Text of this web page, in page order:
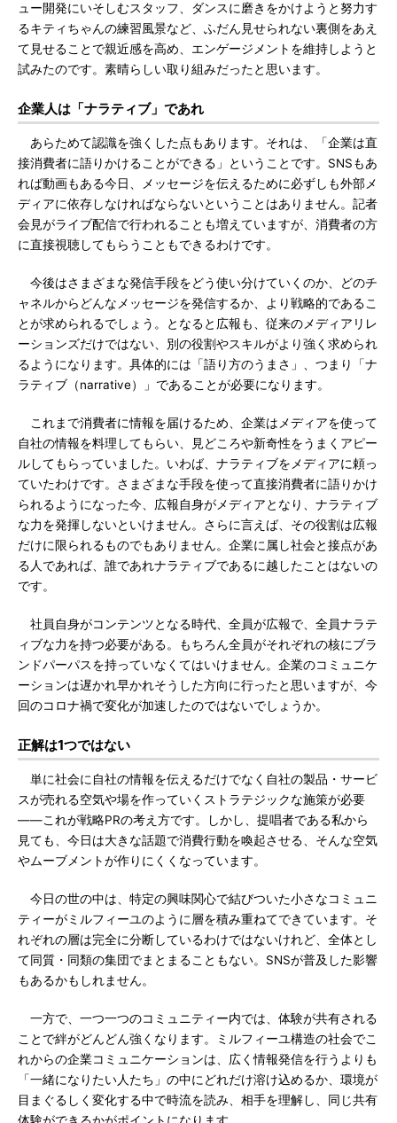
ュー開発にいそしむスタッフ、ダンスに磨きをかけようと努力す
るキティちゃんの練習風景など、ふだん見せられない裏側をあえ
て見せることで親近感を高め、エンゲージメントを維持しようと
試みたのです。素晴らしい取り組みだったと思います。
企業人は「ナラティブ」であれ
あらためて認識を強くした点もあります。それは、「企業は直
接消費者に語りかけることができる」ということです。SNSもあ
れば動画もある今日、メッセージを伝えるために必ずしも外部メ
ディアに依存しなければならないということはありません。記者
会見がライブ配信で行われることも増えていますが、消費者の方
に直接視聴してもらうこともできるわけです。
今後はさまざまな発信手段をどう使い分けていくのか、どのチ
ャネルからどんなメッセージを発信するか、より戦略的であるこ
とが求められるでしょう。となると広報も、従来のメディアリレ
ーションズだけではない、別の役割やスキルがより強く求められ
るようになります。具体的には「語り方のうまさ」、つまり「ナ
ラティブ（narrative）」であることが必要になります。
これまで消費者に情報を届けるため、企業はメディアを使って
自社の情報を料理してもらい、見どころや新奇性をうまくアピー
ルしてもらっていました。いわば、ナラティブをメディアに頼っ
ていたわけです。さまざまな手段を使って直接消費者に語りかけ
られるようになった今、広報自身がメディアとなり、ナラティブ
な力を発揮しないといけません。さらに言えば、その役割は広報
だけに限られるものでもありません。企業に属し社会と接点があ
る人であれば、誰であれナラティブであるに越したことはないの
です。
社員自身がコンテンツとなる時代、全員が広報で、全員ナラテ
ィブな力を持つ必要がある。もちろん全員がそれぞれの核にブラ
ンドパーパスを持っていなくてはいけません。企業のコミュニケ
ーションは遅かれ早かれそうした方向に行ったと思いますが、今
回のコロナ禍で変化が加速したのではないでしょうか。
正解は1つではない
単に社会に自社の情報を伝えるだけでなく自社の製品・サービ
スが売れる空気や場を作っていくストラテジックな施策が必要
――これが戦略PRの考え方です。しかし、提唱者である私から
見ても、今日は大きな話題で消費行動を喚起させる、そんな空気
やムーブメントが作りにくくなっています。
今日の世の中は、特定の興味関心で結びついた小さなコミュニ
ティーがミルフィーユのように層を積み重ねてできています。そ
れぞれの層は完全に分断しているわけではないけれど、全体とし
て同質・同類の集団でまとまることもない。SNSが普及した影響
もあるかもしれません。
一方で、一つ一つのコミュニティー内では、体験が共有される
ことで絆がどんどん強くなります。ミルフィーユ構造の社会でこ
れからの企業コミュニケーションは、広く情報発信を行うよりも
「一緒になりたい人たち」の中にどれだけ溶け込めるか、環境が
目まぐるしく変化する中で時流を読み、相手を理解し、同じ共有